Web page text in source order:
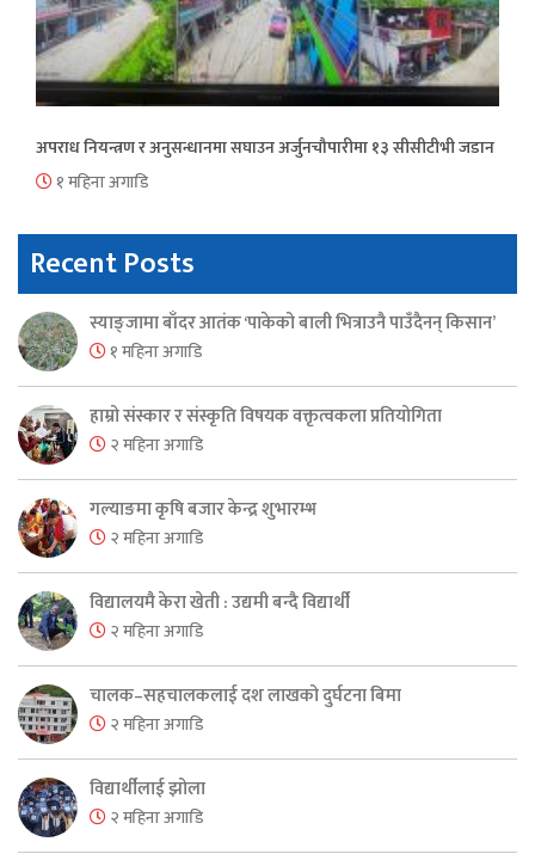
अपराध नियन्त्रण र अनुसन्धानमा सघाउन अर्जुनचौपारीमा १३ सीसीटीभी जडान
१ महिना अगाडि
Recent Posts
स्याङ्जामा बाँदर आतंक ‘पाकेको बाली भित्राउनै पाउँदैनन् किसान’
१ महिना अगाडि
हाम्रो संस्कार र संस्कृति विषयक वक्तृत्वकला प्रतियोगिता
२ महिना अगाडि
गल्याङमा कृषि बजार केन्द्र शुभारम्भ
२ महिना अगाडि
विद्यालयमै केरा खेती : उद्यमी बन्दै विद्यार्थी
२ महिना अगाडि
चालक–सहचालकलाई दश लाखको दुर्घटना बिमा
२ महिना अगाडि
विद्यार्थीलाई झोला
२ महिना अगाडि